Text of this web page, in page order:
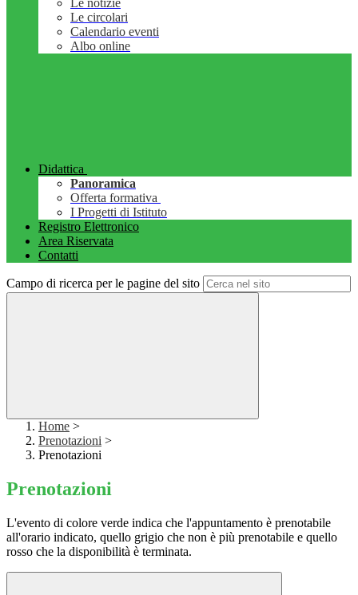
Le notizie
Le circolari
Calendario eventi
Albo online
Didattica
Panoramica
Offerta formativa
I Progetti di Istituto
Registro Elettronico
Area Riservata
Contatti
Campo di ricerca per le pagine del sito
Home >
Prenotazioni >
Prenotazioni
Prenotazioni
L'evento di colore verde indica che l'appuntamento è prenotabile
all'orario indicato, quello grigio che non è più prenotabile e quello
rosso che la disponibilità è terminata.